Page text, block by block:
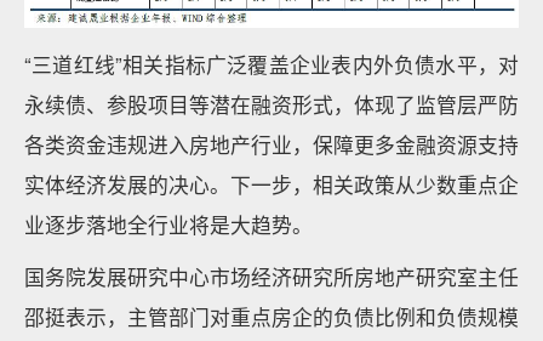
“三道红线”相关指标广泛覆盖企业表内外负债水平，对
永续债、参股项目等潜在融资形式，体现了监管层严防
各类资金违规进入房地产行业，保障更多金融资源支持
实体经济发展的决心。下一步，相关政策从少数重点企
业逐步落地全行业将是大趋势。
国务院发展研究中心市场经济研究所房地产研究室主任
邵挺表示，主管部门对重点房企的负债比例和负债规模